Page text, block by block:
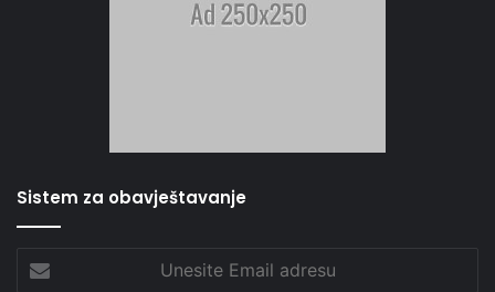
Sistem za obavještavanje
Email